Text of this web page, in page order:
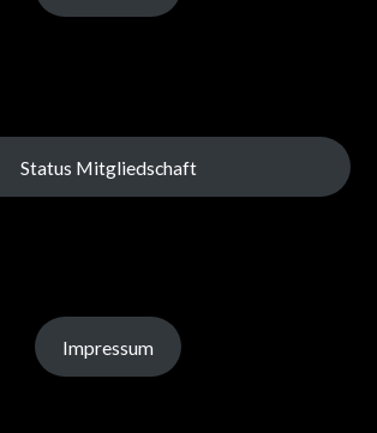
Status Mitgliedschaft
Impressum